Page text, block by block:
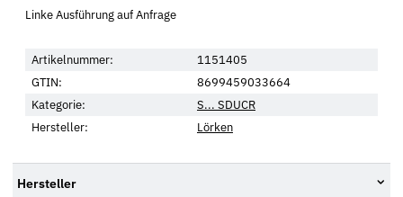
Linke Ausführung auf Anfrage
Artikelnummer:
1151405
GTIN:
8699459033664
Kategorie:
S... SDUCR
Hersteller:
Lörken
Hersteller